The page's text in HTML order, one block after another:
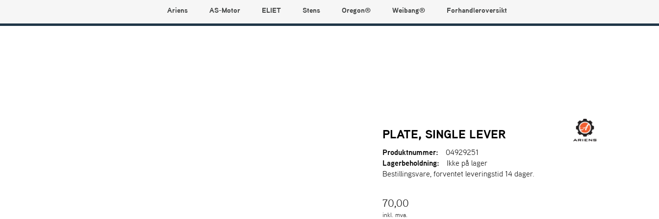
Min side
Ariens AS-Motor ELIET Stens Oregon® Weibang® Forhandleroversikt
PLATE, SINGLE LEVER
Produktnummer:
04929251
Lagerbeholdning:
Ikke på lager
Bestillingsvare, forventet leveringstid 14 dager.
70,00
inkl. mva.